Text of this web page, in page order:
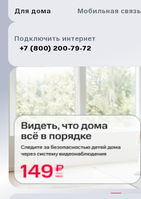
Для дома Мобильная связь
Подключить интернет
+7 (800) 200-79-72